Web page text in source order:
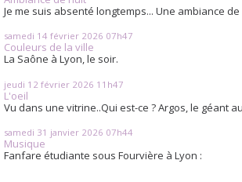
Je me suis absenté longtemps... Une ambiance de
samedi 14 février 2026 07h47
Couleurs de la ville
La Saône à Lyon, le soir.
jeudi 12 février 2026 11h47
L'oeil
Vu dans une vitrine..Qui est-ce ? Argos, le géant
samedi 31 janvier 2026 07h44
Musique
Fanfare étudiante sous Fourvière à Lyon :